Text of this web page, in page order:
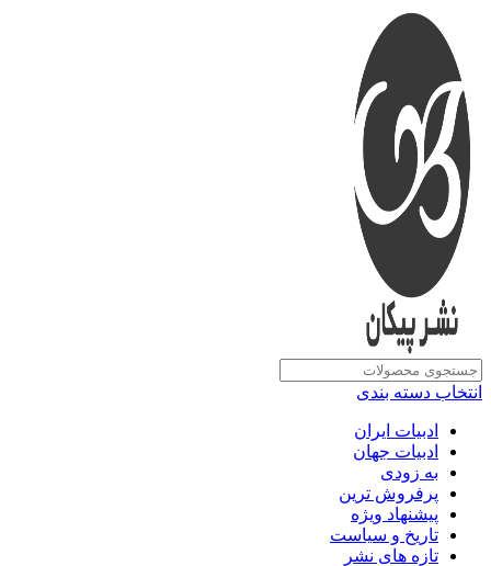
انتخاب دسته بندی
ادبیات ایران
ادبیات جهان
به زودی
پرفروش ترین
پیشنهاد ویژه
تاریخ و سیاست
تازه های نشر